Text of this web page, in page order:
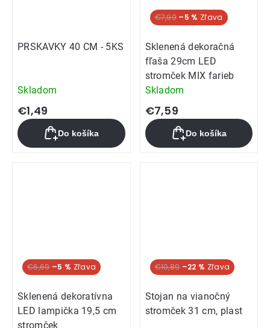
PRSKAVKY 40 CM - 5KS
Skladom
€1,49
Do košíka
€7,99 –5 %
Sklenená dekoračná
fľaša 29cm LED
stromček MIX farieb
Skladom
€7,59
Do košíka
€6,69 –5 %
Sklenená dekoratívna
LED lampička 19,5 cm
stromček
€10,89 –22 %
Stojan na vianočný
stromček 31 cm, plast